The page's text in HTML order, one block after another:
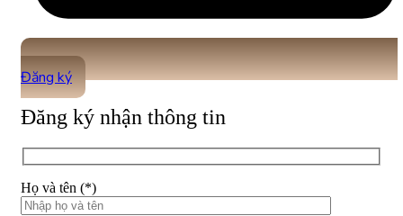
Đăng ký
Đăng ký nhận thông tin
Họ và tên (*)